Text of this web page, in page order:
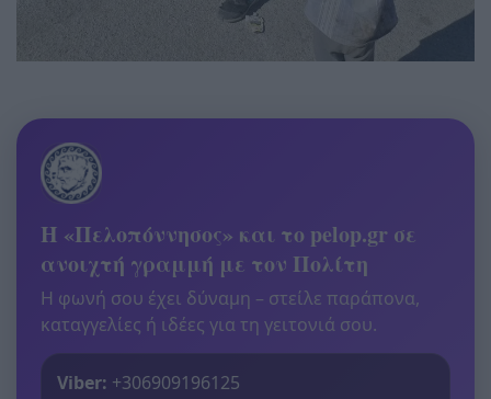
Η «Πελοπόννησος» και το pelop.gr σε
ανοιχτή γραμμή με τον Πολίτη
Η φωνή σου έχει δύναμη – στείλε παράπονα,
καταγγελίες ή ιδέες για τη γειτονιά σου.
Viber: +306909196125